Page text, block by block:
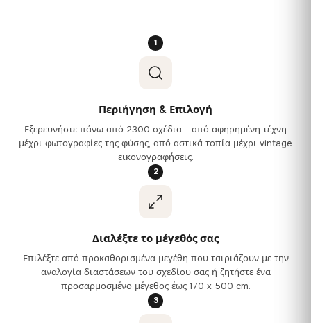
1
Περιήγηση & Επιλογή
Εξερευνήστε πάνω από 2300 σχέδια - από αφηρημένη τέχνη
μέχρι φωτογραφίες της φύσης, από αστικά τοπία μέχρι vintage
εικονογραφήσεις.
2
Διαλέξτε το μέγεθός σας
Επιλέξτε από προκαθορισμένα μεγέθη που ταιριάζουν με την
αναλογία διαστάσεων του σχεδίου σας ή ζητήστε ένα
προσαρμοσμένο μέγεθος έως 170 x 500 cm.
3